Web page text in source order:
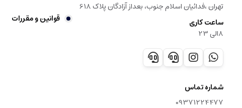
تهران ،فدائیان اسلام جنوب، بعداز آزادگان پلاک 618
ساعت کاری
8الی 23
شماره تماس
09371224477
قوانین و مقررات